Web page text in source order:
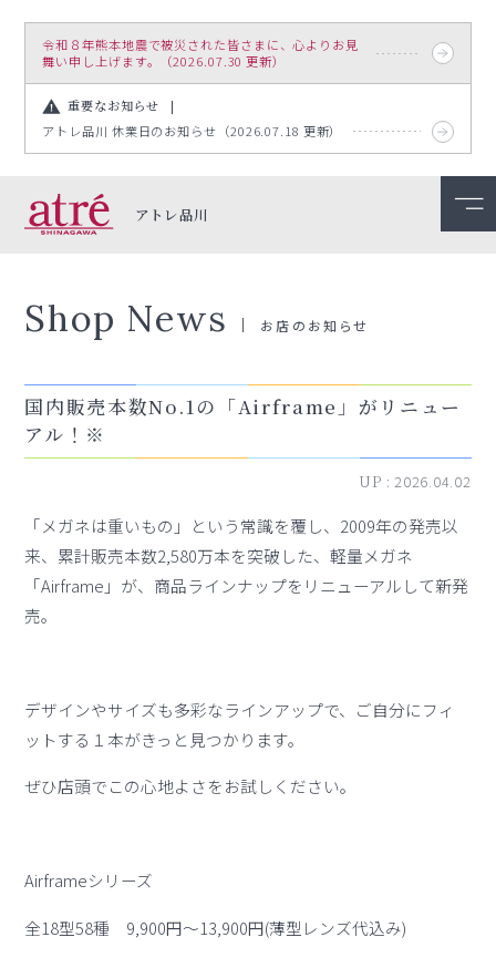
令和８年熊本地震で被災された皆さまに、心よりお見
舞い申し上げます。（2026.07.30 更新）
重要なお知らせ
アトレ品川 休業日のお知らせ（2026.07.18 更新）
アトレ品川
Shop News お店のお知らせ
国内販売本数No.1の「Airframe」がリニュー
アル！※
UP : 2026.04.02
「メガネは重いもの」という常識を覆し、2009年の発売以
来、累計販売本数2,580万本を突破した、軽量メガネ
「Airframe」が、商品ラインナップをリニューアルして新発
売。
デザインやサイズも多彩なラインアップで、ご自分にフィ
ットする１本がきっと見つかります。
ぜひ店頭でこの心地よさをお試しください。
Airframeシリーズ
全18型58種 9,900円～13,900円(薄型レンズ代込み)